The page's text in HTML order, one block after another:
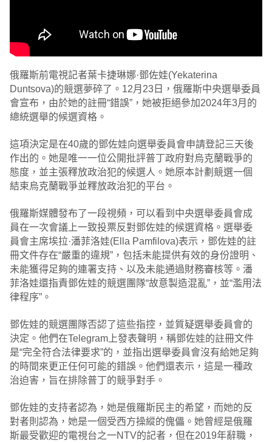
俄羅斯前電視記者葉卡捷琳娜·鄧佐娃(Yekaterina
Duntsova)的競選夢碎了。12月23日，俄羅斯中央選舉委員
會宣布，由於她的註冊“錯誤”，她被拒絕參加2024年3月的
總統選舉的候選資格。
這項決定是在40歲的鄧佐娃向選舉委員會申請登記三天後
作出的。她是唯一一位公開批評普丁政府對烏克蘭戰爭的
態度，並主張釋放政治犯的候選人。她原本計劃競選一個
結束烏克蘭戰爭並釋放政治犯的平台。
俄羅斯媒體發布了一段視頻，可以看到中央選舉委員會成
員在一次會議上一致投票反對鄧佐娃的候選資格。選舉委
員會主席埃拉·潘菲洛娃(Ella Pamfilova)表示，鄧佐娃的註
冊文件存在“嚴重的違規”，包括未能提供有效的身份證明、
未能獲得足夠的連署支持、以及未能通過財務審核等。潘
菲洛娃還指責鄧佐娃的競選團隊“故意製造混亂”，並“濫用法
律程序”。
鄧佐娃的競選團隊否認了這些指控，並質疑選舉委員會的
決定。他們在Telegram上發表聲明，稱鄧佐娃的註冊文件
是“完全符合法律要求”的，並指出選舉委員會沒有給她足夠
的時間來更正任何可能的錯誤。他們還表示，這是一種政
治迫害，旨在排除普丁的競爭對手。
鄧佐娃的支持者認為，她是俄羅斯民主的希望，而她的反
對者則認為，她是一個受西方操縱的傀儡。她曾經是俄羅
斯最受歡迎的電視台之一NTV的記者，但在2019年辭職，